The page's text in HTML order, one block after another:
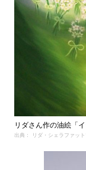
リダさん作の油絵「イ
出典： リダ・シェラファッ